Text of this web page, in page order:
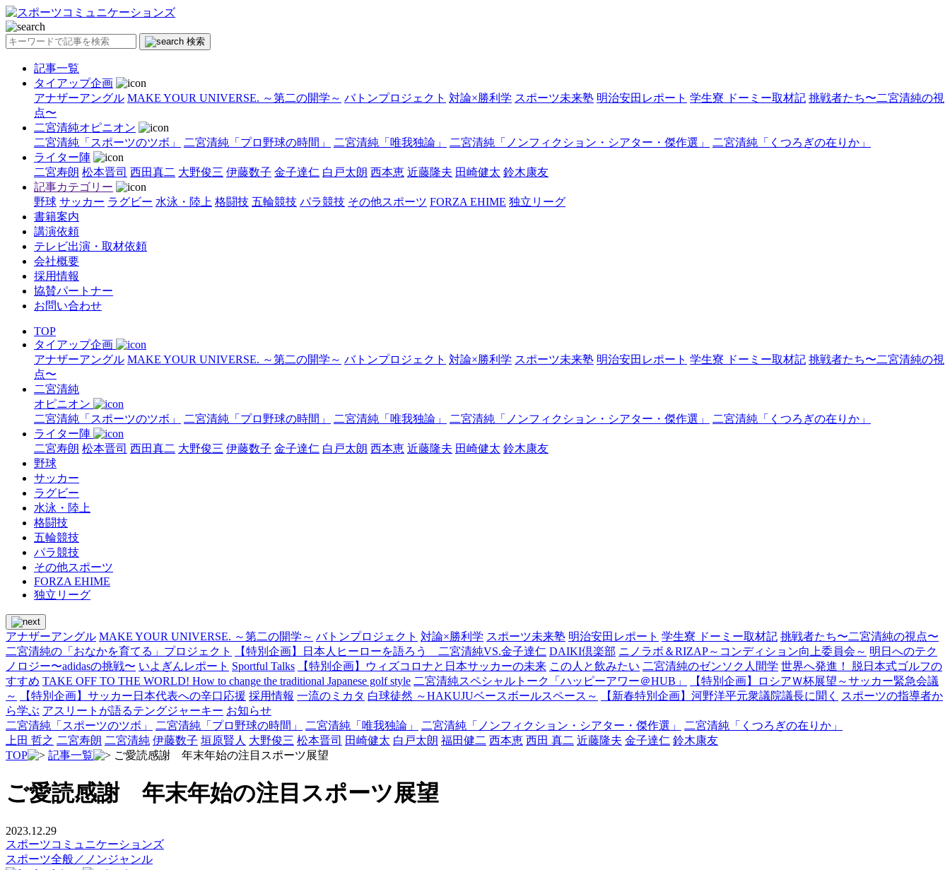
検索
記事一覧
タイアップ企画
アナザーアングル MAKE YOUR UNIVERSE. ～第二の開学～ バトンプロジェクト 対論×勝利学 スポーツ未来塾 明治安田レポート 学生寮 ドーミー取材記 挑戦者たち〜二宮清純の視
点〜
二宮清純オピニオン
二宮清純「スポーツのツボ」
二宮清純「プロ野球の時間」 二宮清純「唯我独論」 二宮清純「ノンフィクション・シアター・傑作選」
二宮清純「くつろぎの在りか」
ライター陣
二宮寿朗 松本晋司 西田真二 大野俊三 伊藤数子 金子達仁 白戸太朗 西本恵 近藤隆夫 田崎健太 鈴木康友
記事カテゴリー
野球 サッカー ラグビー 水泳・陸上 格闘技 五輪競技 パラ競技 その他スポーツ FORZA EHIME 独立リーグ
書籍案内
講演依頼
テレビ出演・取材依頼
会社概要
採用情報
協賛パートナー
お問い合わせ
TOP
タイアップ企画
アナザーアングル MAKE YOUR UNIVERSE. ～第二の開学～ バトンプロジェクト 対論×勝利学 スポーツ未来塾 明治安田レポート 学生寮 ドーミー取材記 挑戦者たち〜二宮清純の視
点〜
二宮清純
オピニオン
二宮清純「スポーツのツボ」
二宮清純「プロ野球の時間」 二宮清純「唯我独論」 二宮清純「ノンフィクション・シアター・傑作選」
二宮清純「くつろぎの在りか」
ライター陣
二宮寿朗 松本晋司 西田真二 大野俊三 伊藤数子 金子達仁 白戸太朗 西本恵 近藤隆夫 田崎健太 鈴木康友
野球
サッカー
ラグビー
水泳・陸上
格闘技
五輪競技
パラ競技
その他スポーツ
FORZA EHIME
独立リーグ
アナザーアングル MAKE YOUR UNIVERSE. ～第二の開学～ バトンプロジェクト 対論×勝利学 スポーツ未来塾 明治安田レポート 学生寮 ドーミー取材記 挑戦者たち〜二宮清純の視点〜
二宮清純の「おなかを育てる」プロジェクト
【特別企画】日本人ヒーローを語ろう 二宮清純VS.金子達仁 DAIKI倶楽部 ニノラボ＆RIZAP～コンディション向上委員会～ 明日へのテク
ノロジー〜adidasの挑戦〜 いよぎんレポート Sportful Talks 【特別企画】ウィズコロナと日本サッカーの未来 この人と飲みたい 二宮清純のゼンソク人間学 世界へ発進！ 脱日本式ゴルフの
すすめ TAKE OFF TO THE WORLD! How to change the traditional Japanese golf style 二宮清純スペシャルトーク「ハッピーアワー＠HUB」
【特別企画】ロシアＷ杯展望～サッカー緊急会議
～
【特別企画】サッカー日本代表への辛口応援 採用情報 一流のミカタ 白球徒然 ～HAKUJUベースボールスペース～ 【新春特別企画】河野洋平元衆議院議長に聞く
スポーツの指導者か
ら学ぶ アスリートが語るテングジャーキー お知らせ
二宮清純「スポーツのツボ」
二宮清純「プロ野球の時間」 二宮清純「唯我独論」 二宮清純「ノンフィクション・シアター・傑作選」
二宮清純「くつろぎの在りか」
上田 哲之 二宮寿朗 二宮清純 伊藤数子 垣原賢人 大野俊三 松本晋司 田崎健太 白戸太朗 福田健二 西本恵 西田 真二 近藤隆夫 金子達仁 鈴木康友
TOP
記事一覧 ご愛読感謝 年末年始の注目スポーツ展望
ご愛読感謝 年末年始の注目スポーツ展望
2023.12.29
スポーツコミュニケーションズ
スポーツ全般／ノンジャンル